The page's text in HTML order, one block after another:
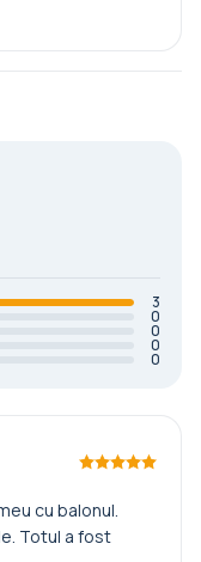
3
0
0
0
0
cu balonul.
Totul a fost